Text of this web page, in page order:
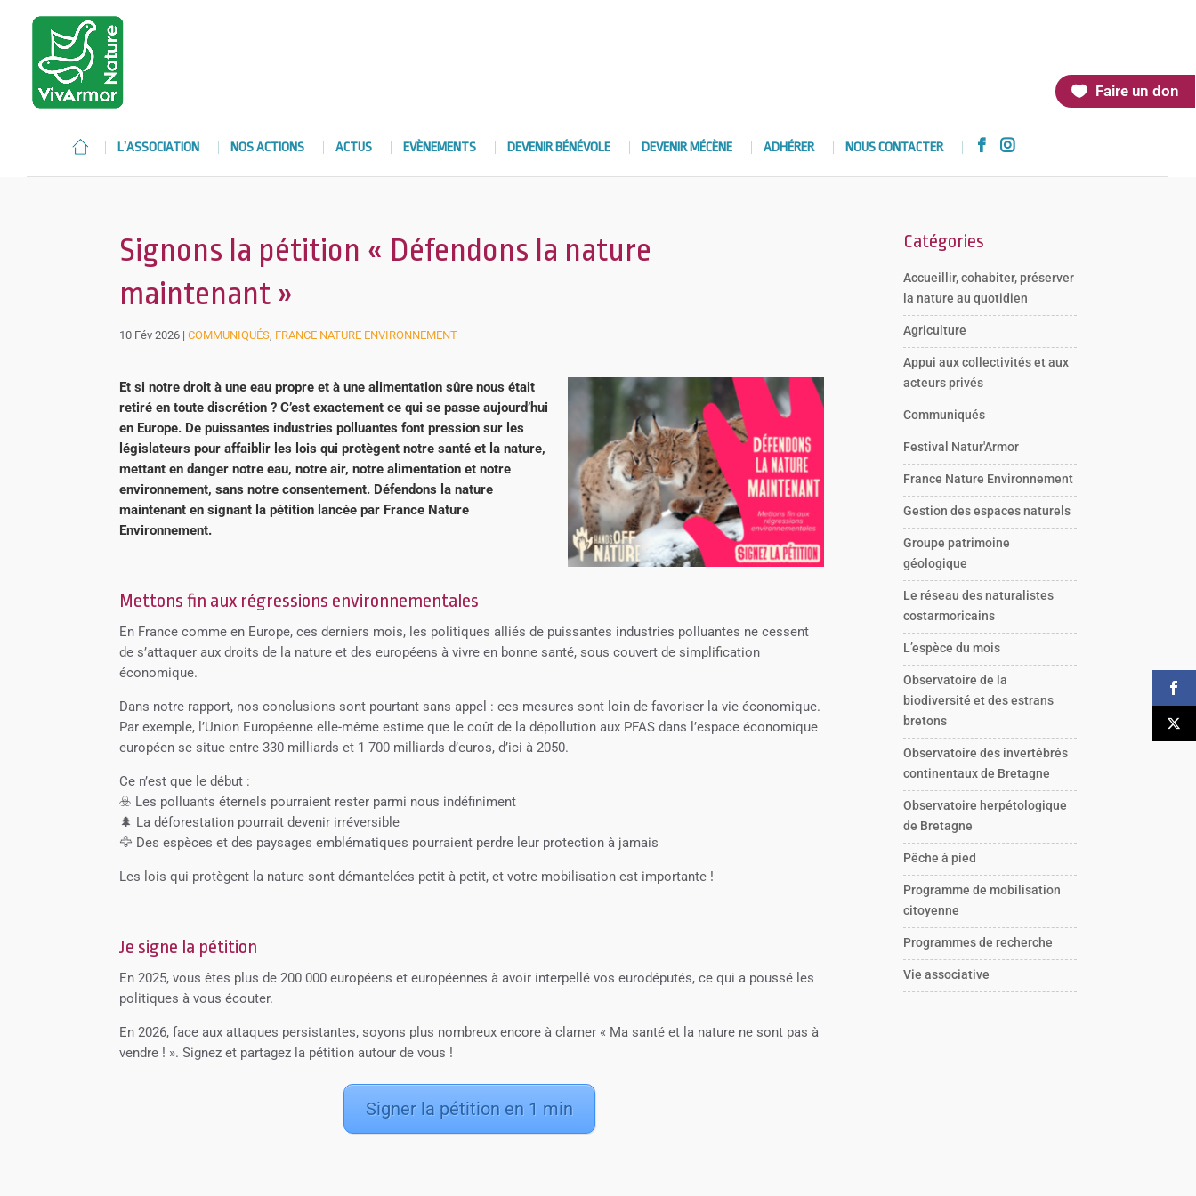
Faire un don
L’ASSOCIATION NOS ACTIONS ACTUS EVÈNEMENTS DEVENIR BÉNÉVOLE DEVENIR MÉCÈNE ADHÉRER NOUS CONTACTER  
Signons la pétition « Défendons la nature
maintenant »
10 Fév 2026 |COMMUNIQUÉS, FRANCE NATURE ENVIRONNEMENT
Et si notre droit à une eau propre et à une alimentation sûre nous était
retiré en toute discrétion ? C’est exactement ce qui se passe aujourd’hui
en Europe. De puissantes industries polluantes font pression sur les
législateurs pour affaiblir les lois qui protègent notre santé et la nature,
mettant en danger notre eau, notre air, notre alimentation et notre
environnement, sans notre consentement. Défendons la nature
maintenant en signant la pétition lancée par France Nature
Environnement.
Mettons fin aux régressions environnementales
En France comme en Europe, ces derniers mois, les politiques alliés de puissantes industries polluantes ne cessent
de s’attaquer aux droits de la nature et des européens à vivre en bonne santé, sous couvert de simplification
économique.
Dans notre rapport, nos conclusions sont pourtant sans appel : ces mesures sont loin de favoriser la vie économique.
Par exemple, l’Union Européenne elle-même estime que le coût de la dépollution aux PFAS dans l’espace économique
européen se situe entre 330 milliards et 1 700 milliards d’euros, d’ici à 2050.
Ce n’est que le début :
☣️ Les polluants éternels pourraient rester parmi nous indéfiniment
🌲 La déforestation pourrait devenir irréversible
🦅 Des espèces et des paysages emblématiques pourraient perdre leur protection à jamais
Les lois qui protègent la nature sont démantelées petit à petit, et votre mobilisation est importante !
Je signe la pétition
En 2025, vous êtes plus de 200 000 européens et européennes à avoir interpellé vos eurodéputés, ce qui a poussé les
politiques à vous écouter.
En 2026, face aux attaques persistantes, soyons plus nombreux encore à clamer « Ma santé et la nature ne sont pas à
vendre ! ». Signez et partagez la pétition autour de vous !
Signer la pétition en 1 min
Catégories
Accueillir, cohabiter, préserver
la nature au quotidien
Agriculture
Appui aux collectivités et aux
acteurs privés
Communiqués
Festival Natur'Armor
France Nature Environnement
Gestion des espaces naturels
Groupe patrimoine
géologique
Le réseau des naturalistes
costarmoricains
L’espèce du mois
Observatoire de la
biodiversité et des estrans
bretons
Observatoire des invertébrés
continentaux de Bretagne
Observatoire herpétologique
de Bretagne
Pêche à pied
Programme de mobilisation
citoyenne
Programmes de recherche
Vie associative